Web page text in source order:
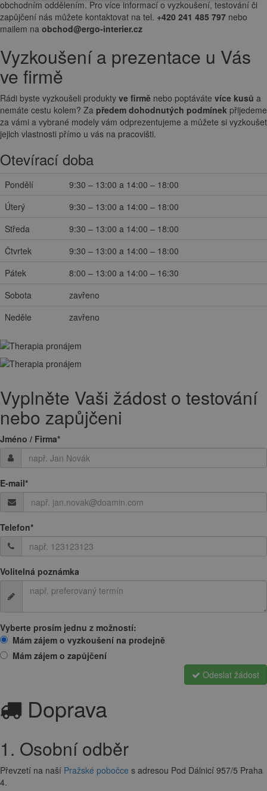
obchodním oddělením. Pro více informací o vyzkoušení, testování či
zapůjčení nás můžete kontaktovat na tel. +420 241 485 797 nebo
mailem na obchod@ergo-interier.cz
Vyzkoušení a prezentace u Vás
ve firmě
Rádi byste vyzkoušeli produkty ve firmě nebo poptáváte více kusů a
nemáte cestu kolem? Za předem dohodnutých podmínek přijedeme
za vámi a vybrané modely vám odprezentujeme a můžete si vyzkoušet
jejich vlastnosti přímo u vás na pracovišti.
Otevírací doba
Pondělí
9:30 – 13:00 a 14:00 – 18:00
Úterý
9:30 – 13:00 a 14:00 – 18:00
Středa
9:30 – 13:00 a 14:00 – 18:00
Čtvrtek
9:30 – 13:00 a 14:00 – 18:00
Pátek
8:00 – 13:00 a 14:00 – 16:30
Sobota
zavřeno
Neděle
zavřeno
Vyplněte Vaši žádost o testování
nebo zapůjčeni
Jméno / Firma*
E-mail*
Telefon*
Volitelná poznámka
Vyberte prosím jednu z možností:
Mám zájem o vyzkoušení na prodejně
Mám zájem o zapůjčení
Odeslat žádost
Doprava
1. Osobní odběr
Převzetí na naší Pražské pobočce s adresou Pod Dálnicí 957/5 Praha
4.